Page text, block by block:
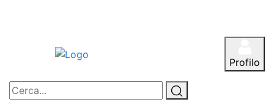
Profilo